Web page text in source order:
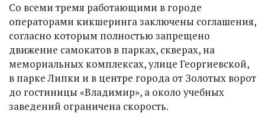
Со всеми тремя работающими в городе
операторами кикшеринга заключены соглашения,
согласно которым полностью запрещено
движение самокатов в парках, скверах, на
мемориальных комплексах, улице Георгиевской,
в парке Липки и в центре города от Золотых ворот
до гостиницы «Владимир», а около учебных
заведений ограничена скорость.